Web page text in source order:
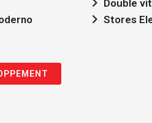
Double
Stores